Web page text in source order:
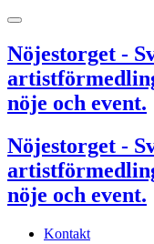
Nöjestorget -
nöje och event.
Nöjestorget -
nöje och event.
Kontakt